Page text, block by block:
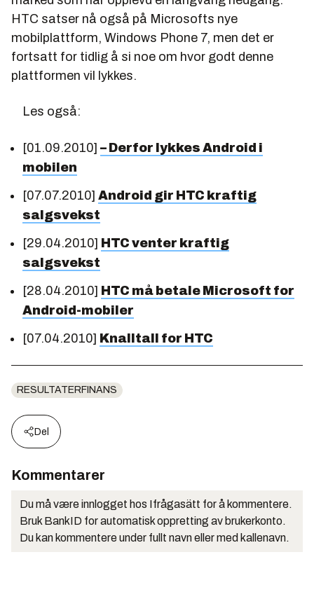
HTC satser nå også på Microsofts nye
mobilplattform, Windows Phone 7, men det er
fortsatt for tidlig å si noe om hvor godt denne
plattformen vil lykkes.
Les også:
[01.09.2010] – Derfor lykkes Android i
mobilen
[07.07.2010] Android gir HTC kraftig
salgsvekst
[29.04.2010] HTC venter kraftig
salgsvekst
[28.04.2010] HTC må betale Microsoft for
Android-mobiler
[07.04.2010] Knalltall for HTC
RESULTATERFINANS
Del
Kommentarer
Du må være innlogget hos Ifrågasätt for å kommentere.
Bruk BankID for automatisk oppretting av brukerkonto.
Du kan kommentere under fullt navn eller med kallenavn.